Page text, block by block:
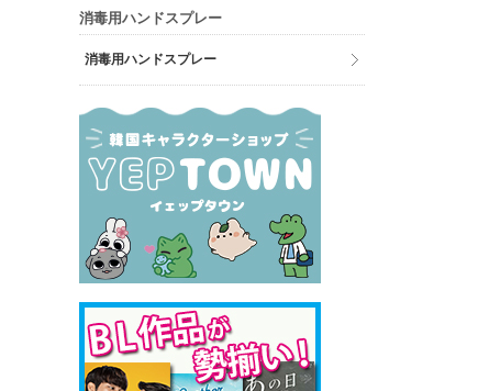
消毒用ハンドスプレー
消毒用ハンドスプレー